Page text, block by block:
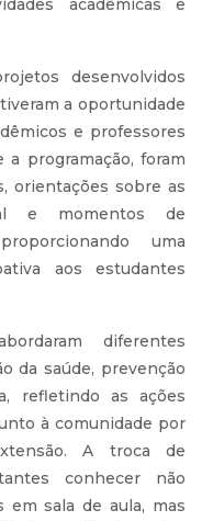
acadêmicas e
desenvolvidos
a oportunidade
e professores
programação, foram
orientações sobre as
e momentos de
uma
aos estudantes
diferentes
da saúde, prevenção
refletindo as ações
à comunidade por
A troca de
conhecer não
em sala de aula, mas